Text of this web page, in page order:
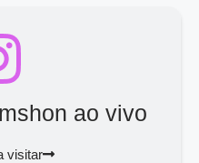
ao vivo
visitar